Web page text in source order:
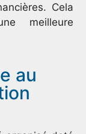
Cela
meilleure
au